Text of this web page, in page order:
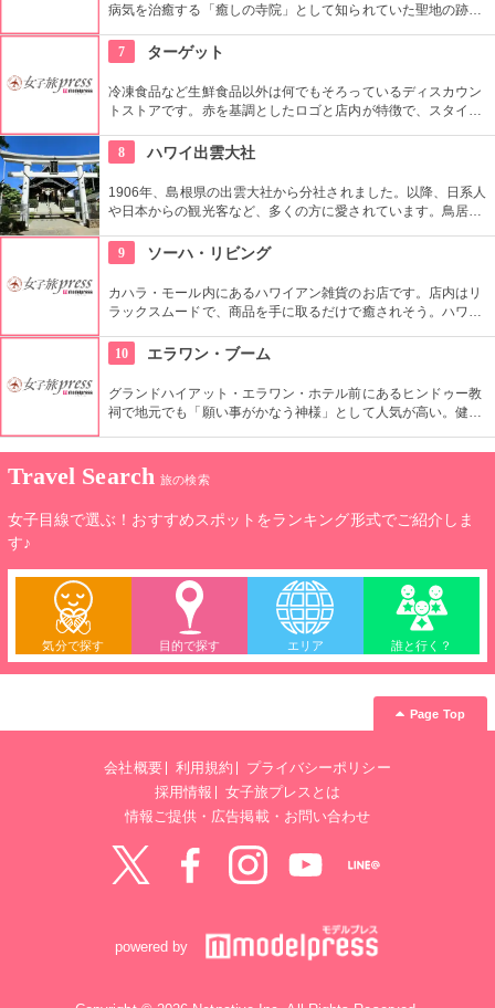
病気を治癒する「癒しの寺院」として知られていた聖地の跡地
れ、市民の憩いの場所になっています。
7 ターゲット
冷凍食品など生鮮食品以外は何でもそろっているディスカウン
トストアです。赤を基調としたロゴと店内が特徴で、スタイリ
店内のスターバックスまで赤い内装なのが驚きですね。
8 ハワイ出雲大社
1906年、島根県の出雲大社から分社されました。以降、日系人
や日本からの観光客など、多くの方に愛されています。鳥居や
りそう。日本とハワイで2度お祈りされたお守りも好評です。
9 ソーハ・リビング
カハラ・モール内にあるハワイアン雑貨のお店です。店内はリ
ラックスムードで、商品を手に取るだけで癒されそう。ハワイ
揃えの良さも評判です。お土産に買って帰れそうな小物も充
実。
10 エラワン・ブーム
グランドハイアット・エラワン・ホテル前にあるヒンドゥー教
祠で地元でも「願い事がかなう神様」として人気が高い。健康
めにも多くの人がお参りに来ます。願いが叶ったら奉納舞を。
Travel Search 旅の検索
女子目線で選ぶ！おすすめスポットをランキング形式でご紹介しま
す♪
気分で探す 目的で探す エリア 誰と行く？
Page Top
会社概要 利用規約
プライバシーポリシー
採用情報
女子旅プレスとは
情報ご提供・広告掲載・お問い合わせ
powered by